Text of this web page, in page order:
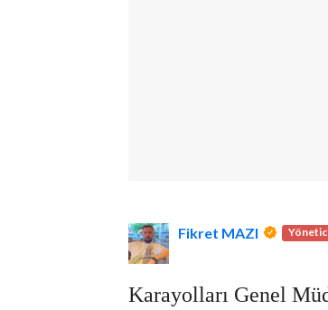
Fikret MAZI
Karayolları Genel